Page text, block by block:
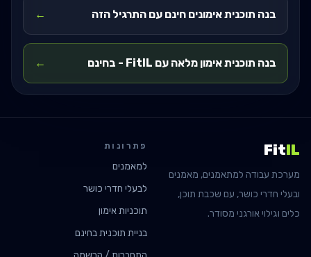
בנה תוכנית אימונים חינם עם התרגיל הזה ←
בנה תוכנית אימון מלאה עם FitIL - בחינם ←
FitIL
מערכת עבודה למתאמנים, מאמנים
ובעלי חדרי כושר, עם שכבת תוכן,
כלים וגילוי אורגני מסודר.
פתרונות
למאמנים
לבעלי חדרי כושר
תוכניות אימון
בניית תוכנית בחינם